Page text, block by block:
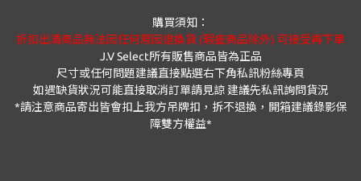
購買須知：
折扣出清商品無法因任何原因退換貨 (瑕疵商品除外) 可接受再下單
J.V Select所有販售商品皆為正品
尺寸或任何問題建議直接點選右下角私訊粉絲專頁
如遇缺貨狀況可能直接取消訂單請見諒 建議先私訊詢問貨況
*請注意商品寄出皆會扣上我方吊牌扣，拆不退換，開箱建議錄影保
障雙方權益*